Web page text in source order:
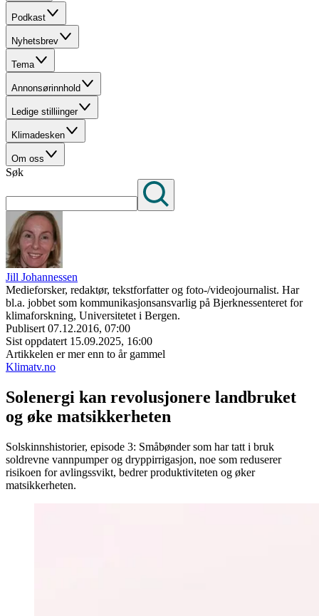
Podkast
Nyhetsbrev
Tema
Annonsørinnhold
Ledige stilliinger
Klimadesken
Om oss
Søk
Jill Johannessen
Medieforsker, redaktør, tekstforfatter og foto-/videojournalist. Har
bl.a. jobbet som kommunikasjonsansvarlig på Bjerknessenteret for
klimaforskning, Universitetet i Bergen.
Publisert 07.12.2016, 07:00
Sist oppdatert 15.09.2025, 16:00
Artikkelen er mer enn to år gammel
Klimatv.no
Solenergi kan revolusjonere landbruket
og øke matsikkerheten
Solskinnshistorier, episode 3: Småbønder som har tatt i bruk
soldrevne vannpumper og dryppirrigasjon, noe som reduserer
risikoen for avlingssvikt, bedrer produktiviteten og øker
matsikkerheten.